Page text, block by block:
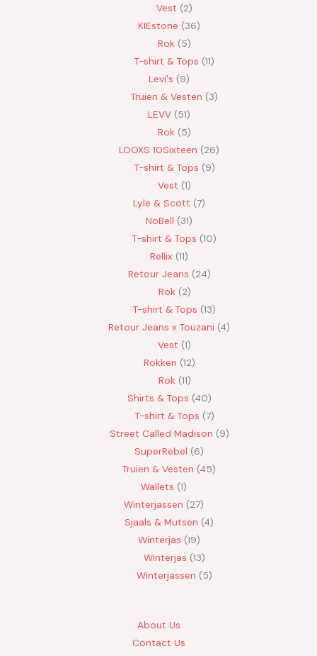
Vest
2
KIEstone
36
Rok 5
T-shirt & Tops 11
Levi's
9
Truien & Vesten
3
LEVV 51
Rok 5
LOOXS 10Sixteen
26
T-shirt & Tops 9
Vest 1
Lyle & Scott 7
NoBell
31
T-shirt & Tops 10
Rellix 11
Retour Jeans 24
Rok 2
T-shirt & Tops 13
Retour Jeans x Touzani 4
Vest 1
Rokken 12
Rok 11
Shirts & Tops 40
T-shirt & Tops 7
Street Called Madison 9
SuperRebel
6
Truien & Vesten 45
Wallets 1
Winterjassen
27
Sjaals & Mutsen 4
Winterjas 19
Winterjas 13
Winterjassen
5
About Us
Contact Us